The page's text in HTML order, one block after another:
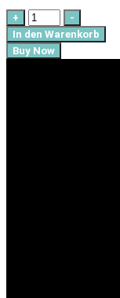
+
-
In den Warenkorb
Buy Now